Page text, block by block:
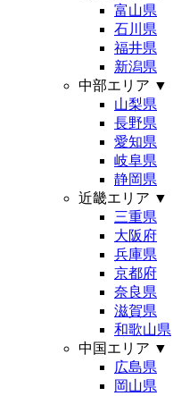
富山県
石川県
福井県
新潟県
中部エリア ▼
山梨県
長野県
愛知県
岐阜県
静岡県
近畿エリア ▼
三重県
大阪府
兵庫県
京都府
奈良県
滋賀県
和歌山県
中国エリア ▼
広島県
岡山県